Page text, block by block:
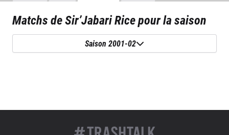
Matchs deSir’Jabari Ricepour la saison
Saison 2001-02